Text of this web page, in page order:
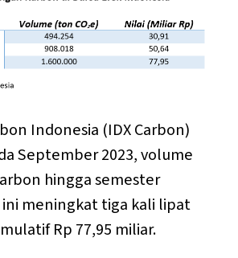
Indonesia (IDX Carbon)
September 2023, volume
hingga semester
meningkat tiga kali lipat
Rp 77,95 miliar.